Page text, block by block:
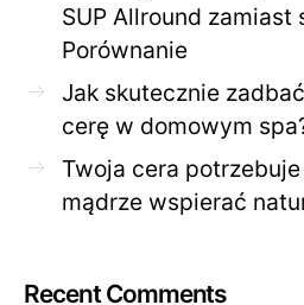
SUP Allround zamiast
Porównanie
Jak skutecznie
cerę w domowym
Twoja cera
mądrze wspierać
Recent Comments